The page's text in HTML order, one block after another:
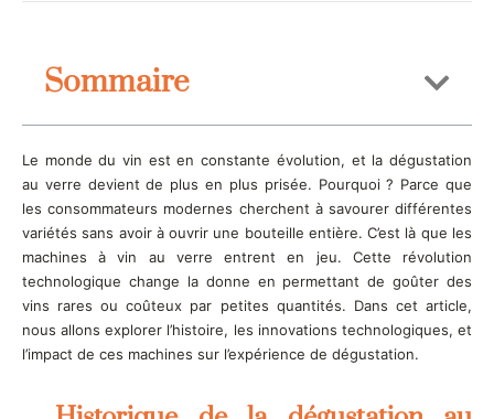
Sommaire
Le monde du vin est en constante évolution, et la dégustation
au verre devient de plus en plus prisée. Pourquoi ? Parce que
les consommateurs modernes cherchent à savourer différentes
variétés sans avoir à ouvrir une bouteille entière. C’est là que les
machines à vin au verre entrent en jeu. Cette révolution
technologique change la donne en permettant de goûter des
vins rares ou coûteux par petites quantités. Dans cet article,
nous allons explorer l’histoire, les innovations technologiques, et
l’impact de ces machines sur l’expérience de dégustation.